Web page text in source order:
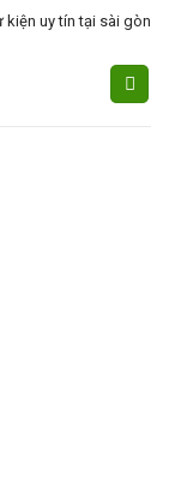
uy tín tại sài gòn